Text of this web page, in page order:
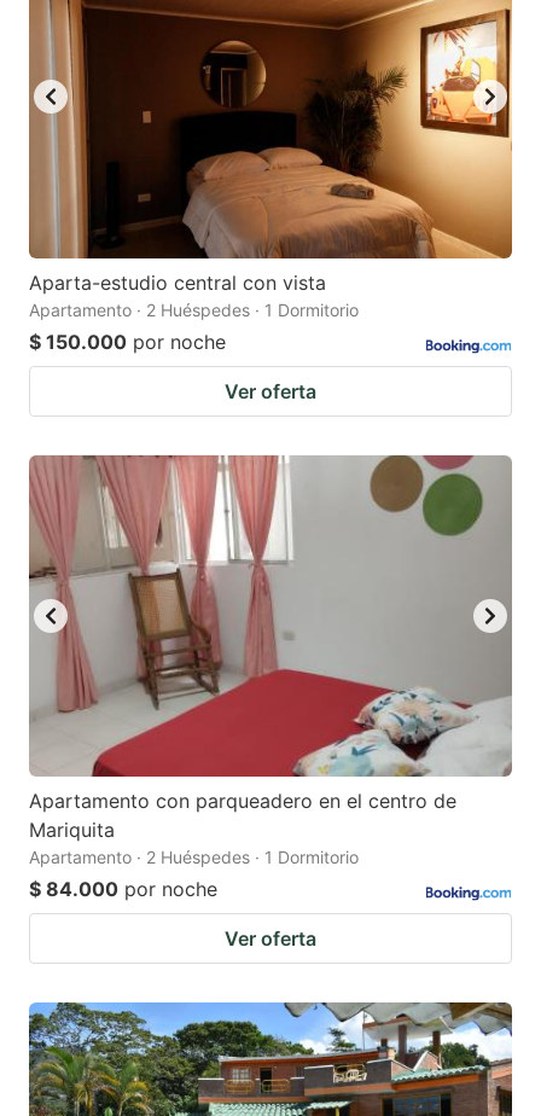
keyboard
shortcuts
for
changing
dates.
mark
key
to
get
the
keyboard
shortcuts
changing
Aparta-estudio central con vista
Apartamento · 2 Huéspedes · 1 Dormitorio
$ 150.000 por noche
Ver oferta
Apartamento con parqueadero en el centro de
Mariquita
Apartamento · 2 Huéspedes · 1 Dormitorio
$ 84.000 por noche
Ver oferta